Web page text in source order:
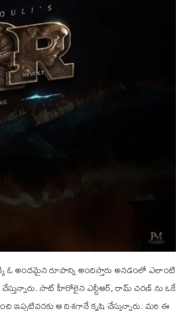
ఓ అందమైన రూపాన్ని అందిస్తారు అనడంలో ఎలాంటి
సాట్ హీరోలైన ఎన్టీఆర్, రామ్ చరణ్ ను ఒకే
ఇప్పటివరకు ఆ దిశగానే కృషి చేస్తున్నారు. మరి ఈ